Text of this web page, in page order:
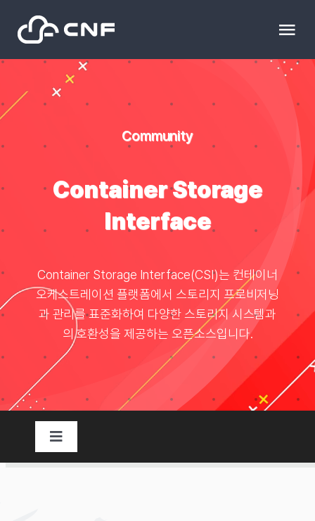
content
Resource
블로그
Taxonomies
Search
for:
Community
Container Storage
Interface
Container Storage Interface(CSI)는 컨테이너
오케스트레이션 플랫폼에서 스토리지 프로비저닝
과 관리를 표준화하여 다양한 스토리지 시스템과
의 호환성을 제공하는 오픈소스입니다.
Toggle
Navigation